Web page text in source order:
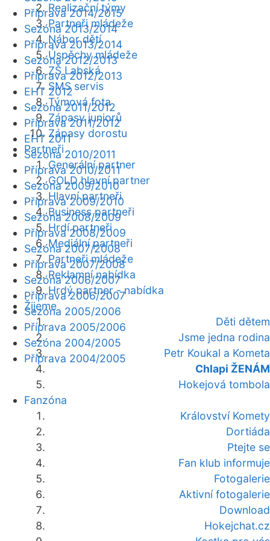
Realizační týmy
Partneři mládeže
Nábor dětí
Úspěchy mládeže
ZŠ Labská
SMS servis
Týmová fota
Zápasy juniorů
Zápasy dorostu
Partneři
Generální partner
GOLD hlavní partner
Hlavní partneři
Business partneři
Hrdí partneři
Mediální partneři
Partneři mládeže
Reklamní nabídka
Hrdý partner - nabídka
Žijeme
Děti dětem
Jsme jedna rodina
Petr Koukal a Kometa
Chlapi ŽENÁM
Hokejová tombola
Fanzóna
Království Komety
Dortiáda
Ptejte se
Fan klub informuje
Fotogalerie
Aktivní fotogalerie
Download
Hokejchat.cz
Příprava 2014/2015
Sezóna 2013/2014
Příprava 2013/2014
Sezóna 2012/2013
Příprava 2012/2013
EHT 2012
Sezóna 2011/2012
Příprava 2011/2012
EHT 2011
Sezóna 2010/2011
Příprava 2010/2011
Sezóna 2009/2010
Příprava 2009/2010
Sezóna 2008/2009
Příprava 2008/2009
Sezóna 2007/2008
Příprava 2007/2008
Sezóna 2006/2007
Příprava 2006/2007
Sezóna 2005/2006
Příprava 2005/2006
Sezóna 2004/2005
Příprava 2004/2005